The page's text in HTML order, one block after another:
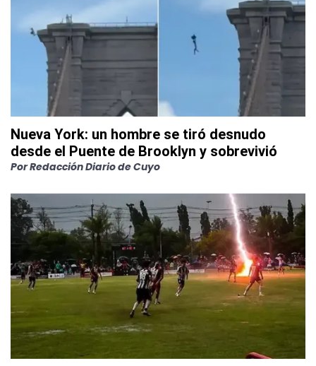
Nueva York: un hombre se tiró desnudo
desde el Puente de Brooklyn y sobrevivió
PorRedacción Diario de Cuyo